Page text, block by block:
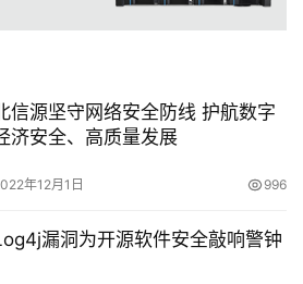
信源坚守网络安全防线 护航数字
济安全、高质量发展
年12月1日 996
漏洞为开源软件安全敲响警钟